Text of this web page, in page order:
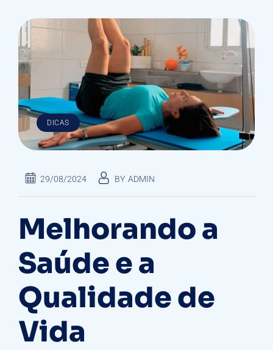
DICAS
29/08/2024 BY ADMIN
Melhorando a
Saúde e a
Qualidade de
Vida